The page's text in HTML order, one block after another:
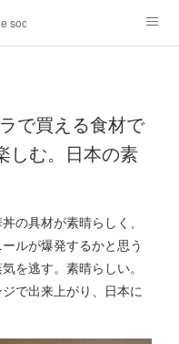
sociology)と高齢化社会学
所
える 漫画
総集編
で買える食材で
しむ。日本の素
の具材が素晴らしく、
ルが爆発するかと思う
を逃す。素晴らしい。
で出来上がり、日本に